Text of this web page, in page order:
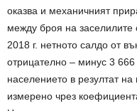
оказва и механичният
между броя на заселилите
2018 г. нетното салдо от
отрицателно – минус 3
населението в резултат
измерено чрез